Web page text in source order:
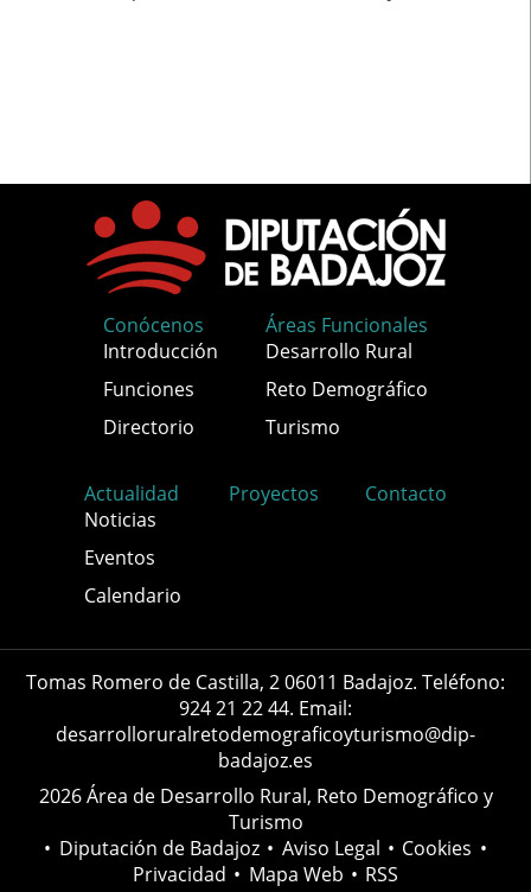
Conócenos
Introducción
Funciones
Directorio
Áreas Funcionales
Desarrollo Rural
Reto Demográfico
Turismo
Actualidad
Noticias
Eventos
Calendario
Proyectos Contacto
Tomas Romero de Castilla, 2 06011 Badajoz. Teléfono:
924 21 22 44. Email:
desarrolloruralretodemograficoyturismo@dip-
badajoz.es
2026 Área de Desarrollo Rural, Reto Demográfico y
Turismo
• Diputación de Badajoz • Aviso Legal • Cookies •
Privacidad • Mapa Web • RSS